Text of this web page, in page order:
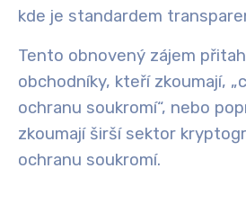
kde je standardem
Tento obnovený zájem
obchodníky, kteří zkoumají,
ochranu soukromí“, nebo
zkoumají širší sektor
ochranu soukromí.